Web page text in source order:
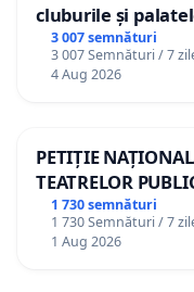
cluburile și
3 007 semnături
3 007 Semnături / 7
4 Aug 2026
PETIȚIE
TEATRELOR
ROMÂNIA
1 730 semnături
1 730 Semnături / 7
1 Aug 2026